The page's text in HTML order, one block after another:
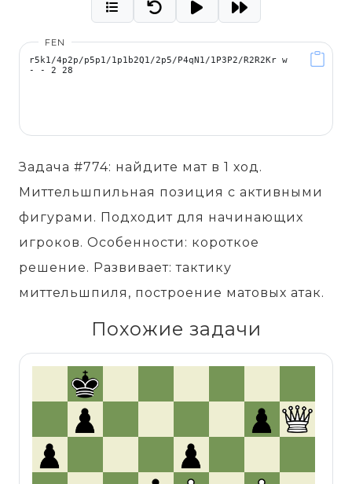
FEN
Задача #774: найдите мат в 1 ход.
Миттельшпильная позиция с активными
фигурами. Подходит для начинающих
игроков. Особенности: короткое
решение. Развивает: тактику
миттельшпиля, построение матовых атак.
Похожие задачи